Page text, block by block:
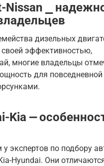
Nissan ⎯
дизельных
своей эффективностью,
многие владельцы
для
Kia ⎼
экспертов по подбору
Hyundai. Они